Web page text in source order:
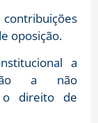
oposição.
a
a não
o direito de